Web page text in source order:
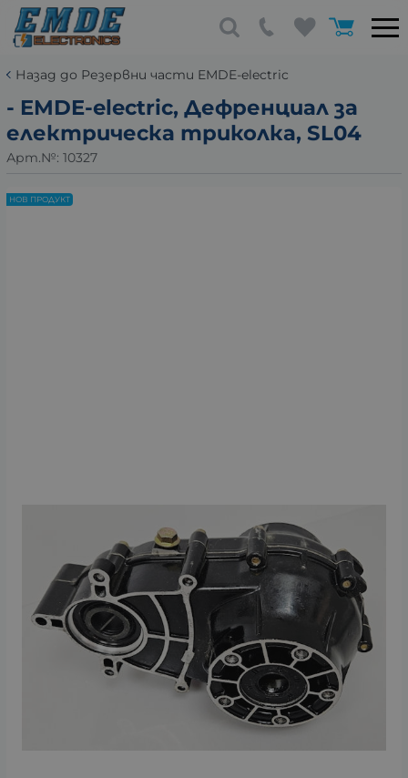
Назад до Резервни части EMDE-electric
- EMDE-electric, Дефренциал за
електрическа триколка, SL04
Арт.№: 10327
НОВ ПРОДУКТ